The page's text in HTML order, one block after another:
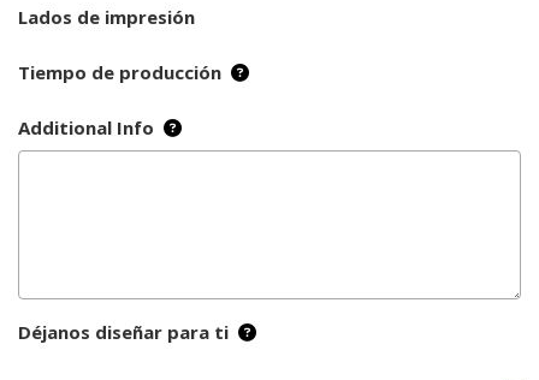
Lados de impresión
Tiempo de producción
Additional Info
Déjanos diseñar para ti